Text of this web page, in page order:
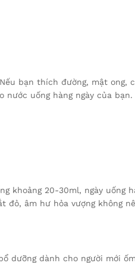
bạn thích đường, mật ong,
uống hàng ngày của
khoảng 20-30ml, ngày uống
âm hư hỏa vượng không
dưỡng dành cho người mới